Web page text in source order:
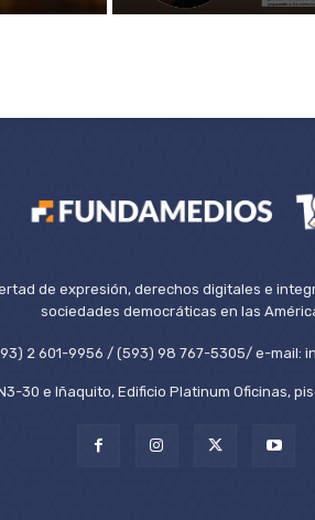
de expresión, derechos digitales e
sociedades democráticas en las
2 601-9956 / (593) 98 767-5305/ e-mail:
30 e Iñaquito, Edificio Platinum Oficinas,